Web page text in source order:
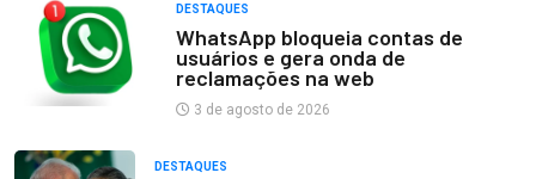
DESTAQUES
WhatsApp bloqueia contas de
usuários e gera onda de
reclamações na web
3 de agosto de 2026
DESTAQUES